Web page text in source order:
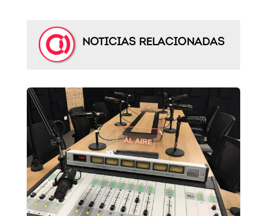
NOTICIAS RELACIONADAS